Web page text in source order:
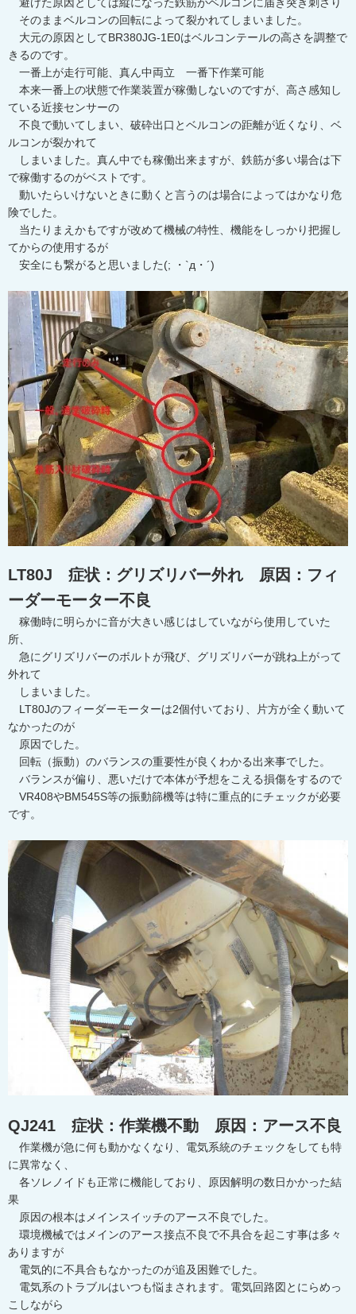
そのままベルコンの回転によって裂かれてしまいました。
大元の原因としてBR380JG-1E0はベルコンテールの高さを調整で
きるのです。
一番上が走行可能、真ん中両立 一番下作業可能
本来一番上の状態で作業装置が稼働しないのですが、高さ感知し
ている近接センサーの
不良で動いてしまい、破砕出口とベルコンの距離が近くなり、ベ
ルコンが裂かれて
しまいました。真ん中でも稼働出来ますが、鉄筋が多い場合は下
で稼働するのがベストです。
動いたらいけないときに動くと言うのは場合によってはかなり危
険でした。
当たりまえかもですが改めて機械の特性、機能をしっかり把握し
てからの使用するが
安全にも繋がると思いました(; ・`д・´)
LT80J 症状：グリズリバー外れ 原因：フィ
ーダーモーター不良
稼働時に明らかに音が大きい感じはしていながら使用していた
所、
急にグリズリバーのボルトが飛び、グリズリバーが跳ね上がって
外れて
しまいました。
LT80Jのフィーダーモーターは2個付いており、片方が全く動いて
なかったのが
原因でした。
回転（振動）のバランスの重要性が良くわかる出来事でした。
バランスが偏り、悪いだけで本体が予想をこえる損傷をするので
VR408やBM545S等の振動篩機等は特に重点的にチェックが必要
です。
QJ241 症状：作業機不動 原因：アース不良
作業機が急に何も動かなくなり、電気系統のチェックをしても特
に異常なく、
各ソレノイドも正常に機能しており、原因解明の数日かかった結
果
原因の根本はメインスイッチのアース不良でした。
環境機械ではメインのアース接点不良で不具合を起こす事は多々
ありますが
電気的に不具合もなかったのが追及困難でした。
電気系のトラブルはいつも悩まされます。電気回路図とにらめっ
こしながら